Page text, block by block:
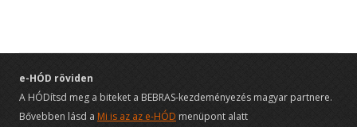
e-HÓD röviden
A HÓDítsd meg a biteket a BEBRAS-kezdeményezés magyar partnere.
Bővebben lásd a Mi is az az e-HÓD menüpont alatt